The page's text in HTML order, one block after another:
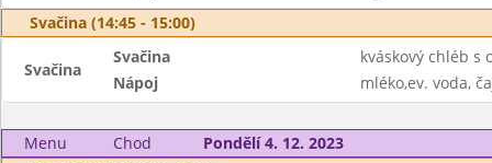
Svačina (14:45 - 15:00)
Svačina
Svačina
kváskový chléb s
Nápoj
mléko,ev. voda,
Menu Chod
Pondělí 4. 12. 2023